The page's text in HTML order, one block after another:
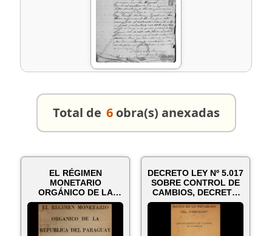
Total de 6 obra(s) anexadas
EL RÉGIMEN
MONETARIO
ORGÁNICO DE LA
REPÚBLICA DEL
PARAGUAY
DECRETO LEY Nº 5.017
SOBRE CONTROL DE
CAMBIOS, DECRETO
LEY Nº 17....